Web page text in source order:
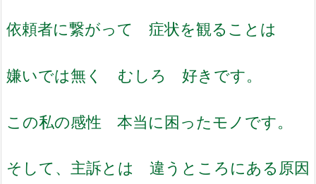
依頼者に繋がって 症状を観ることは
嫌いでは無く むしろ 好きです。
この私の感性 本当に困ったモノです。
そして、主訴とは 違うところにある原因